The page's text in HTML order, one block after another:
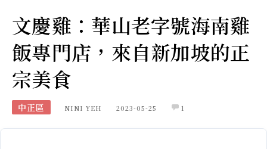
文慶雞：華山老字號海南雞
飯專門店，來自新加坡的正
宗美食
中正區 NINI YEH 2023-05-25 1